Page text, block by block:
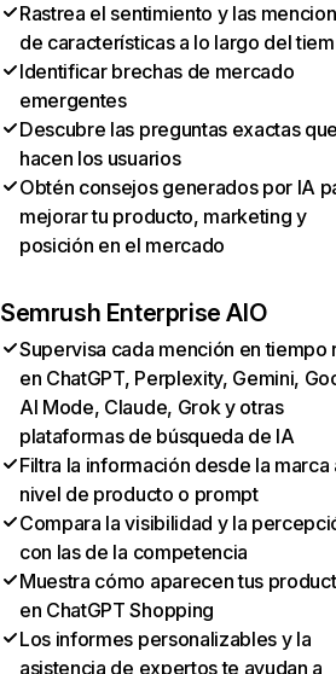
Rastrea el sentimiento y las
de características a lo largo del
Identificar brechas de mercado
emergentes
Descubre las preguntas exactas
hacen los usuarios
Obtén consejos generados por IA
mejorar tu producto, marketing y
posición en el mercado
Semrush Enterprise AIO
Supervisa cada mención en tiempo
en ChatGPT, Perplexity, Gemini,
AI Mode, Claude, Grok y otras
plataformas de búsqueda de IA
Filtra la información desde la marca
nivel de producto o prompt
Compara la visibilidad y la
con las de la competencia
Muestra cómo aparecen tus
en ChatGPT Shopping
Los informes personalizables y la
asistencia de expertos te ayudan a